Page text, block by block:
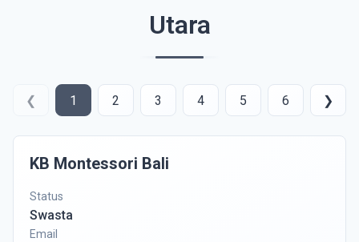
Utara
❮ 1 2 3 4 5 6 ❯
KB Montessori Bali
Status
Swasta
Email